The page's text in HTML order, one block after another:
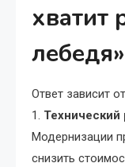
хватит
лебедя»
Ответ зависит
1. Технический
Модернизации
снизить